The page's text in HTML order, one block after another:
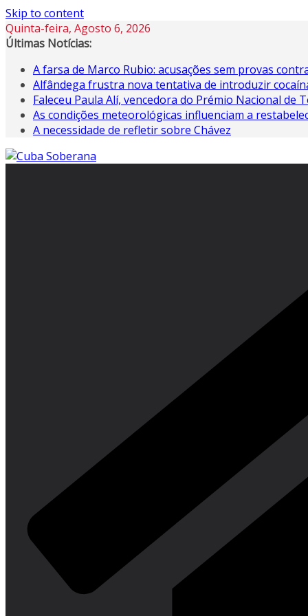
Skip to content
Quinta-feira, Agosto 6, 2026
Últimas Notícias:
A farsa de Marco Rubio: acusações sem provas
Alfândega frustra nova tentativa de introduzir
Faleceu Paula Alí, vencedora do Prémio Nacional de
As condições meteorológicas influenciam a
A necessidade de refletir sobre Chávez